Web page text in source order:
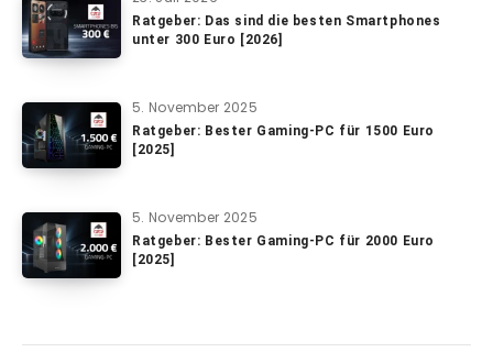
Ratgeber: Das sind die besten Smartphones
unter 300 Euro [2026]
5. November 2025
Ratgeber: Bester Gaming-PC für 1500 Euro
[2025]
5. November 2025
Ratgeber: Bester Gaming-PC für 2000 Euro
[2025]